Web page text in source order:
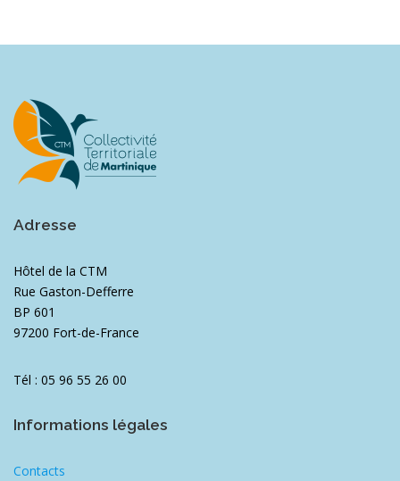
Adresse
Hôtel de la CTM
Rue Gaston-Defferre
BP 601
97200 Fort-de-France
Tél : 05 96 55 26 00
Informations légales
Contacts